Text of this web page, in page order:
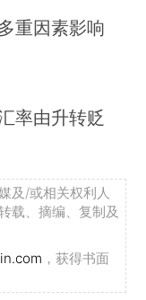
重因素影响
率由升转贬
及/或相关权利人
载、摘编、复制及
，获得书面